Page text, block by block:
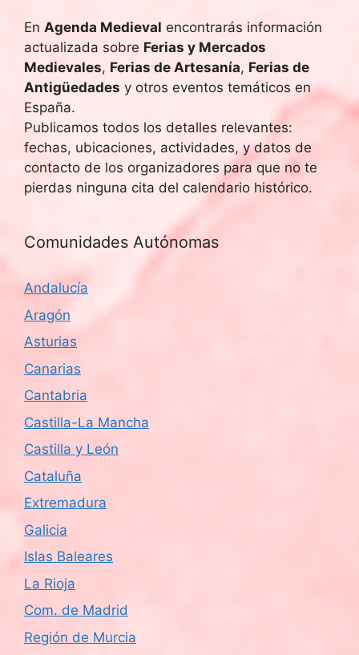
En Agenda Medieval encontrarás información
actualizada sobre Ferias y Mercados
Medievales, Ferias de Artesanía, Ferias de
Antigüedades y otros eventos temáticos en
España.
Publicamos todos los detalles relevantes:
fechas, ubicaciones, actividades, y datos de
contacto de los organizadores para que no te
pierdas ninguna cita del calendario histórico.
Comunidades Autónomas
Andalucía
Aragón
Asturias
Canarias
Cantabria
Castilla-La Mancha
Castilla y León
Cataluña
Extremadura
Galicia
Islas Baleares
La Rioja
Com. de Madrid
Región de Murcia